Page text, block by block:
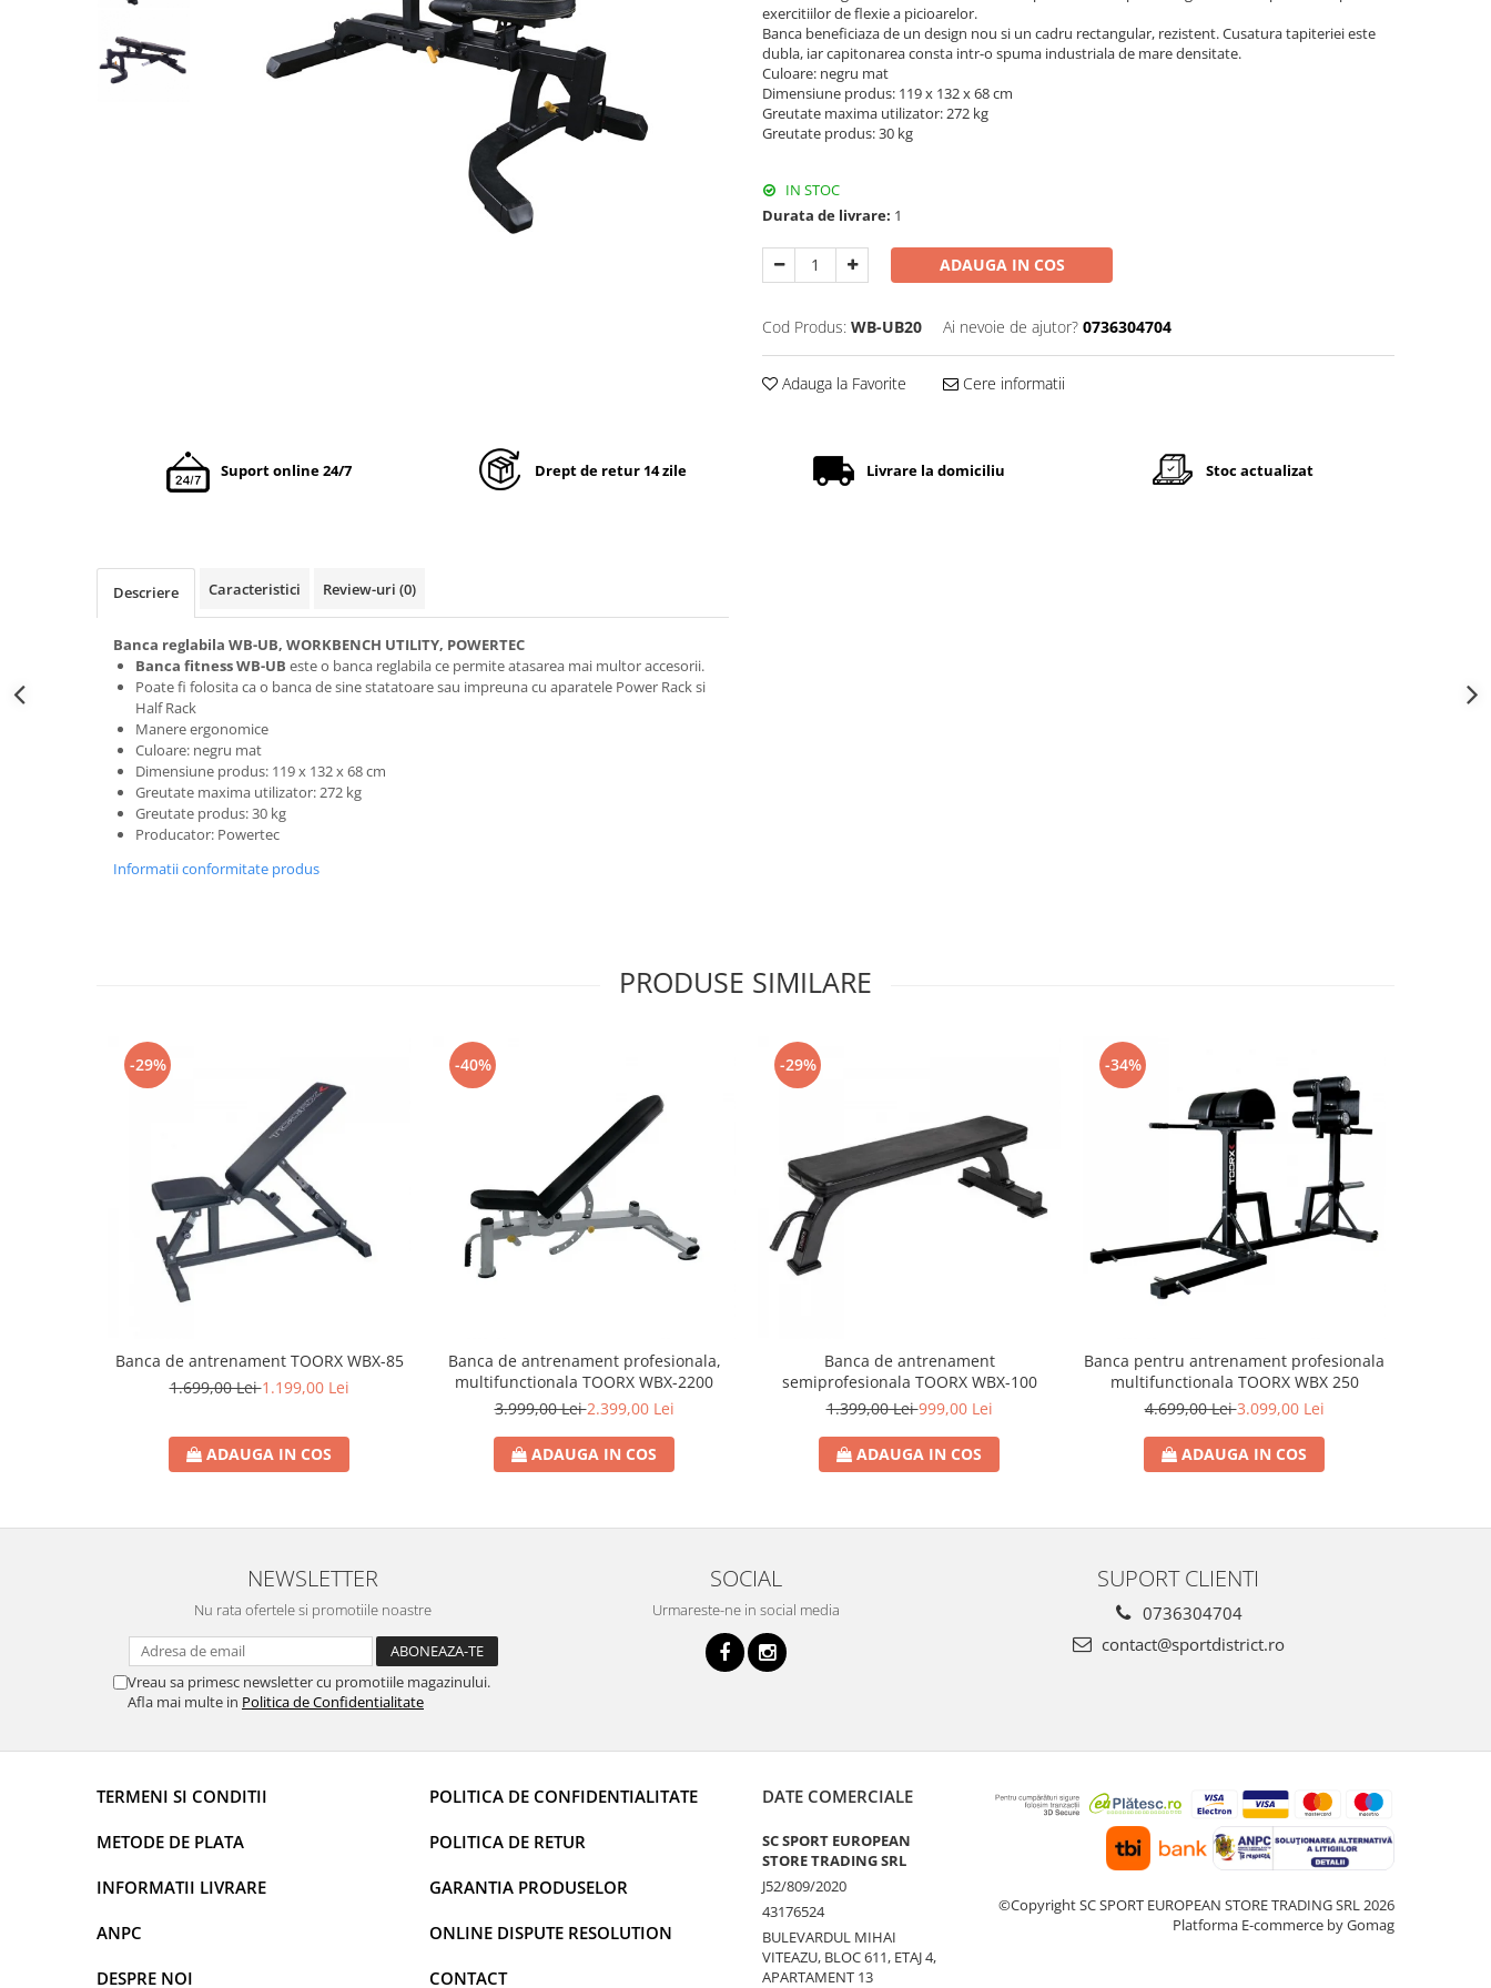
exercitiilor de flexie a picioarelor.
Banca beneficiaza de un design nou si un cadru rectangular, rezistent. Cusatura tapiteriei este
dubla, iar capitonarea consta intr-o spuma industriala de mare densitate.
Culoare: negru mat
Dimensiune produs: 119 x 132 x 68 cm
Greutate maxima utilizator: 272 kg
Greutate produs: 30 kg
IN STOC
Durata de livrare: 1
ADAUGA IN COS
Cod Produs: WB-UB20 Ai nevoie de ajutor? 0736304704
Adauga la Favorite Cere informatii
Suport online 24/7 Drept de retur 14 zile Livrare la domiciliu Stoc actualizat
Descriere Caracteristici Review-uri (0)
Banca reglabila WB-UB, WORKBENCH UTILITY, POWERTEC
Banca fitness WB-UB este o banca reglabila ce permite atasarea mai multor accesorii.
Poate fi folosita ca o banca de sine statatoare sau impreuna cu aparatele Power Rack si
Half Rack
Manere ergonomice
Culoare: negru mat
Dimensiune produs: 119 x 132 x 68 cm
Greutate maxima utilizator: 272 kg
Greutate produs: 30 kg
Producator: Powertec
Informatii conformitate produs
PRODUSE SIMILARE
-29%
Banca de antrenament TOORX WBX-85
1.699,00 Lei1.199,00 Lei
ADAUGA IN COS
-40%
Banca de antrenament profesionala,
multifunctionala TOORX WBX-2200
3.999,00 Lei2.399,00 Lei
ADAUGA IN COS
-29%
Banca de antrenament
semiprofesionala TOORX WBX-100
1.399,00 Lei999,00 Lei
ADAUGA IN COS
-34%
Banca pentru antrenament profesionala
multifunctionala TOORX WBX 250
4.699,00 Lei3.099,00 Lei
ADAUGA IN COS
NEWSLETTER
Nu rata ofertele si promotiile noastre
Vreau sa primesc newsletter cu promotiile magazinului.
Afla mai multe in Politica de Confidentialitate
SOCIAL
Urmareste-ne in social media
SUPORT CLIENTI
0736304704
contact@sportdistrict.ro
TERMENI SI CONDITII
METODE DE PLATA
INFORMATII LIVRARE
ANPC
DESPRE NOI
POLITICA DE CONFIDENTIALITATE
POLITICA DE RETUR
GARANTIA PRODUSELOR
ONLINE DISPUTE RESOLUTION
CONTACT
DATE COMERCIALE
SC SPORT EUROPEAN
STORE TRADING SRL
J52/809/2020
43176524
BULEVARDUL MIHAI
VITEAZU, BLOC 611, ETAJ 4,
APARTAMENT 13
©Copyright SC SPORT EUROPEAN STORE TRADING SRL 2026
Platforma E-commerce by Gomag